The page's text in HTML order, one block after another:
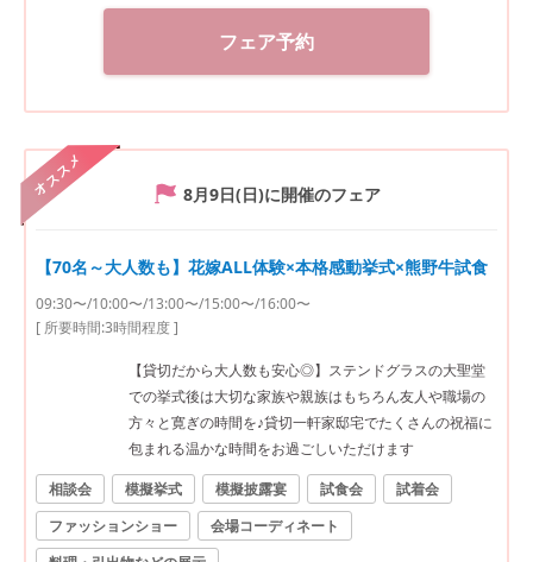
フェア予約
オススメ 8月9日(日)に開催のフェア
【70名～大人数も】花嫁ALL体験×本格感動挙式×熊野牛試食
09:30〜/10:00〜/13:00〜/15:00〜/16:00〜
[ 所要時間:3時間程度]
【貸切だから大人数も安心◎】ステンドグラスの大聖堂
での挙式後は大切な家族や親族はもちろん友人や職場の
方々と寛ぎの時間を♪貸切一軒家邸宅でたくさんの祝福に
包まれる温かな時間をお過ごしいただけます
相談会
模擬挙式 模擬披露宴 試食会
試着会
ファッションショー
会場コーディネート